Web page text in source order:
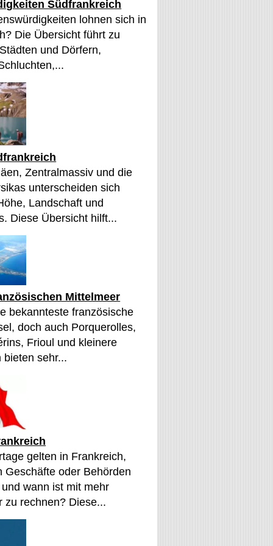
Südfrankreich
lohnen sich in
Die Übersicht führt zu
und Dörfern,
Zentralmassiv und die
unterscheiden sich
Landschaft und
Diese Übersicht hilft...
Mittelmeer
bekannteste französische
doch auch Porquerolles,
Frioul und kleinere
bieten sehr...
gelten in Frankreich,
Geschäfte oder Behörden
wann ist mit mehr
zu rechnen? Diese...